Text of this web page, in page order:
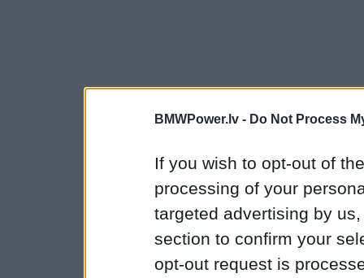
BMWPower.lv - Do Not Process
If you wish to opt-out of
processing of your
targeted advertising by
section to confirm your
opt-out request is